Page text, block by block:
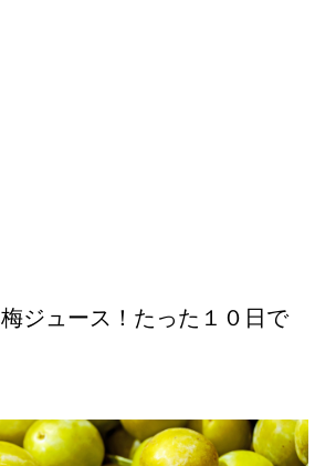
ジュース！たった１０日で